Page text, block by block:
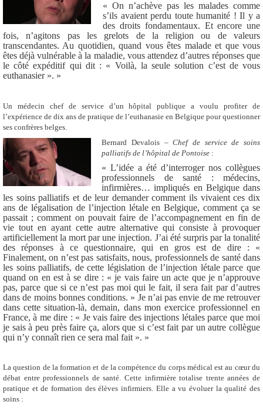
« On n’achève pas les malades comme
s’ils avaient perdu toute humanité ! Il y a
des droits fondamentaux. Et encore une
fois, n’agitons pas les grelots de la religion ou de valeurs
transcendantes. Au quotidien, quand vous êtes malade et que vous
êtes déjà vulnérable à la maladie, vous attendez d’autres réponses que
le côté expéditif qui dit : « Voilà, la seule solution c’est de vous
euthanasier ». »
Un médecin chef de service d’un hôpital publique a voulu profiter de
l’expérience de dix ans de pratique de l’euthanasie en Belgique pour questionner
ses confrères belges.
Bernard Devalois –Chef de service de soins
palliatifs de l’hôpital de Pontoise :
« L’idée a été d’interroger nos collègues
professionnels de santé : médecins,
infirmières… impliqués en Belgique dans
les soins palliatifs et de leur demander comment ils vivaient ces dix
ans de légalisation de l’injection létale en Belgique, comment ça se
passait ; comment on pouvait faire de l’accompagnement en fin de
vie tout en ayant cette autre alternative qui consiste à provoquer
artificiellement la mort par une injection. J’ai été surpris par la tonalité
des réponses à ce questionnaire, qui en gros est de dire : «
Finalement, on n’est pas satisfaits, nous, professionnels de santé dans
les soins palliatifs, de cette législation de l’injection létale parce que
quand on en est à se dire : « je vais faire un acte que je n’approuve
pas, parce que si ce n’est pas moi qui le fait, il sera fait par d’autres
dans de moins bonnes conditions. » Je n’ai pas envie de me retrouver
dans cette situation-là, demain, dans mon exercice professionnel en
France, à me dire : « Je vais faire des injections létales parce que moi
je sais à peu près faire ça, alors que si c’est fait par un autre collègue
qui n’y connaît rien ce sera mal fait ». »
La question de la formation et de la compétence du corps médical est au cœur du
débat entre professionnels de santé. Cette infirmière totalise trente années de
pratique et de formation des élèves infirmiers. Elle a vu évoluer la qualité des
soins :